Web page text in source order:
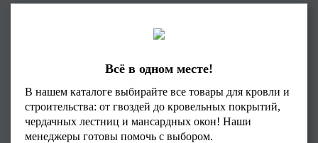
Всё в одном месте!
В нашем каталоге выбирайте все товары для кровли и
строительства: от гвоздей до кровельных покрытий,
чердачных лестниц и мансардных окон! Наши
менеджеры готовы помочь с выбором.